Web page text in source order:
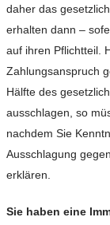
daher das
erhalten dann –
auf ihren Pflichtteil.
Zahlungsanspruch
Hälfte des
ausschlagen, so
nachdem Sie
Ausschlagung
erklären.
Sie haben eine